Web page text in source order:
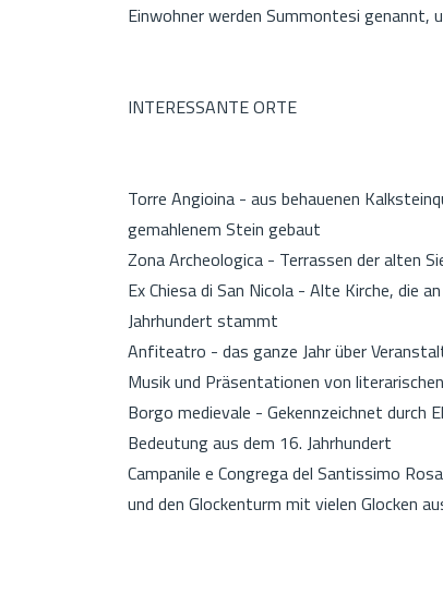
Einwohner werden Summontesi genannt,
INTERESSANTE ORTE
Torre Angioina - aus behauenen
gemahlenem Stein gebaut
Zona Archeologica - Terrassen der alten
Ex Chiesa di San Nicola - Alte Kirche, die
Jahrhundert stammt
Anfiteatro - das ganze Jahr über
Musik und Präsentationen von
Borgo medievale - Gekennzeichnet durch
Bedeutung aus dem 16. Jahrhundert
Campanile e Congrega del Santissimo
und den Glockenturm mit vielen Glocken